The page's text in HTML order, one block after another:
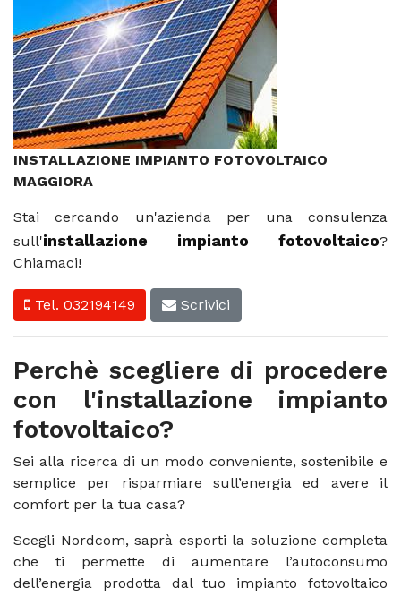
INSTALLAZIONE IMPIANTO FOTOVOLTAICO
MAGGIORA
Stai cercando un'azienda per una consulenza
sull'installazione impianto fotovoltaico?
Chiamaci!
Tel. 032194149 Scrivici
Perchè scegliere di procedere
con l'installazione impianto
fotovoltaico?
Sei alla ricerca di un modo conveniente, sostenibile e
semplice per risparmiare sull’energia ed avere il
comfort per la tua casa?
Scegli Nordcom, saprà esporti la soluzione completa
che ti permette di aumentare l’autoconsumo
dell’energia prodotta dal tuo impianto fotovoltaico